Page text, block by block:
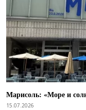
Марисоль: «Море и
15.07.2026